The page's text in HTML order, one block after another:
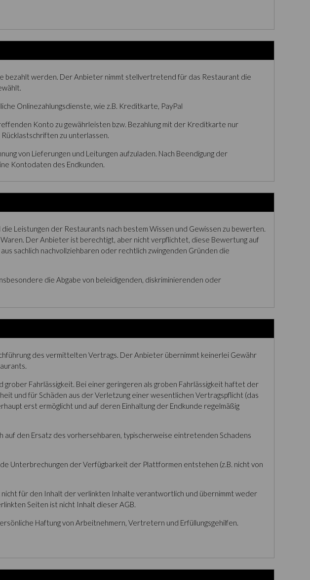
bezahlt werden. Der Anbieter nimmt stellvertretend für das Restaurant die
Onlinezahlungsdienste, wie z.B. Kreditkarte, PayPal
Konto zu gewährleisten bzw. Bezahlung mit der Kreditkarte nur
zu unterlassen.
von Lieferungen und Leitungen aufzuladen. Nach Beendigung der
Kontodaten des Endkunden.
Leistungen der Restaurants nach bestem Wissen und Gewissen zu bewerten.
Der Anbieter ist berechtigt, aber nicht verpflichtet, diese Bewertung auf
sachlich nachvollziehbaren oder rechtlich zwingenden Gründen die
die Abgabe von beleidigenden, diskriminierenden oder
des vermittelten Vertrags. Der Anbieter übernimmt keinerlei Gewähr
Fahrlässigkeit. Bei einer geringeren als groben Fahrlässigkeit haftet der
und für Schäden aus der Verletzung einer wesentlichen Vertragspflicht (das
erst ermöglicht und auf deren Einhaltung der Endkunde regelmäßig
den Ersatz des vorhersehbaren, typischerweise eintretenden Schadens
Unterbrechungen der Verfügbarkeit der Plattformen entstehen (z.B. nicht von
für den Inhalt der verlinkten Inhalte verantwortlich und übernimmt weder
Seiten ist nicht Inhalt dieser AGB.
Haftung von Arbeitnehmern, Vertretern und Erfüllungsgehilfen.